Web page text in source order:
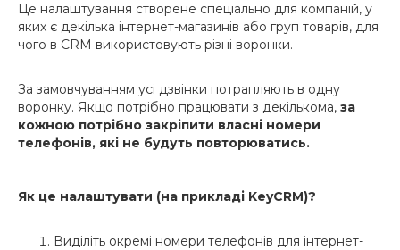
Це налаштування створене спеціально для компаній, у
яких є декілька інтернет-магазинів або груп товарів, для
чого в CRM використовують різні воронки.
За замовчуванням усі дзвінки потрапляють в одну
воронку. Якщо потрібно працювати з декількома, за
кожною потрібно закріпити власні номери
телефонів, які не будуть повторюватись.
Як це налаштувати (на прикладі KeyCRM)?
Виділіть окремі номери телефонів для інтернет-